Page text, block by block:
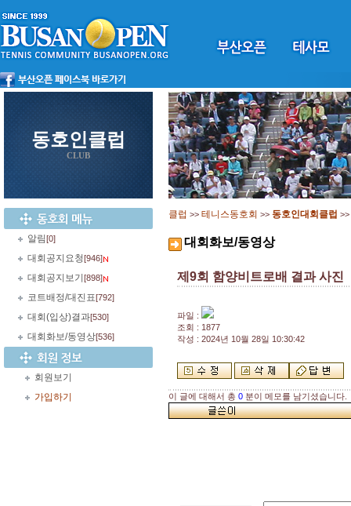
동호인클럽
CLUB
알림[0]
대회공지요청[946]
대회공지보기 [898]
코트배정/대진표[792]
대회(입상)결과[530]
대회화보/동영상[536]
회원보기
가입하기
클럽 >> 테니스동호회 >> 동호인대회클럽 >>
대회화보/동영상
제9회 함양비트로배 결과 사진
파일 :
조회 : 1877
작성 : 2024년 10월 28일 10:30:42
이 글에 대해서 총 0 분이 메모를 남기셨습니다.